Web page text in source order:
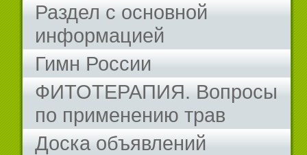
Раздел с основной
информацией
Гимн России
ФИТОТЕРАПИЯ. Вопросы
по применению трав
Доска объявлений